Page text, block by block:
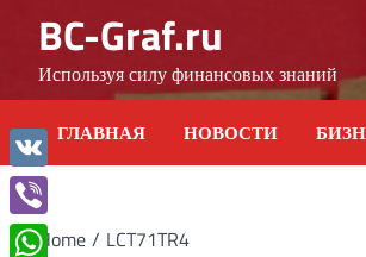
content
BC-Graf.ru
Используя силу финансовых знаний
ГЛАВНАЯ НОВОСТИ
Home LCT71TR4
VK
Viber